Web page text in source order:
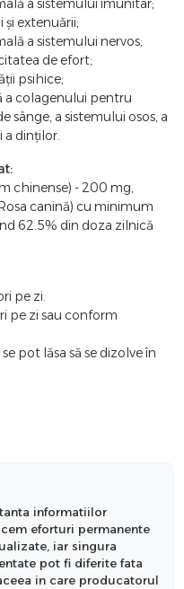
a sistemului imunitar;
extenuării;
a sistemului nervos;
de efort;
psihice;
a colagenului pentru
sânge, a sistemului osos, a
a dinților.
chinense) - 200 mg,
canină) cu minimum
62.5% din doza zilnică
pe zi.
pe zi sau conform
pot lăsa să se dizolve în
informatiilor
eforturi permanente
iar singura
pot fi diferite fata
in care producatorul